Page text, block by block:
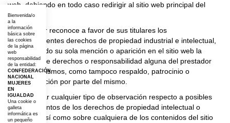
web, debiendo en todo caso redirigir al sitio web principal del
prestador.
El prestador reconoce a favor de sus titulares los
correspondientes derechos de propiedad industrial e intelectual,
no implicando su sola mención o aparición en el sitio web la
existencia de derechos o responsabilidad alguna del prestador
sobre los mismos, como tampoco respaldo, patrocinio o
recomendación por parte del mismo.
Para realizar cualquier tipo de observación respecto a posibles
incumplimientos de los derechos de propiedad intelectual o
industrial, así como sobre cualquiera de los contenidos del sitio
Bienvenida/o
a la
información
básica sobre
las cookies
de la página
web
responsabilidad
de la entidad:
CONFEDERACIÓN
NACIONAL
MUJERES
EN
IGUALDAD
Una cookie o
galleta
informática es
un pequeño